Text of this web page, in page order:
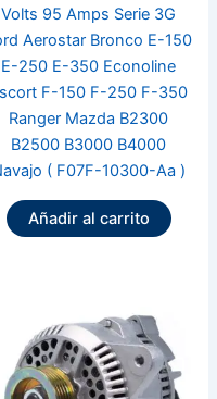
Volts 95 Amps Serie 3G
Aerostar Bronco E-150
E-250 E-350 Econoline
F-150 F-250 F-350
Ranger Mazda B2300
B2500 B3000 B4000
( F07F-10300-Aa )
Añadir al carrito